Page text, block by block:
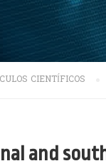
CIENTÍFICOS
and